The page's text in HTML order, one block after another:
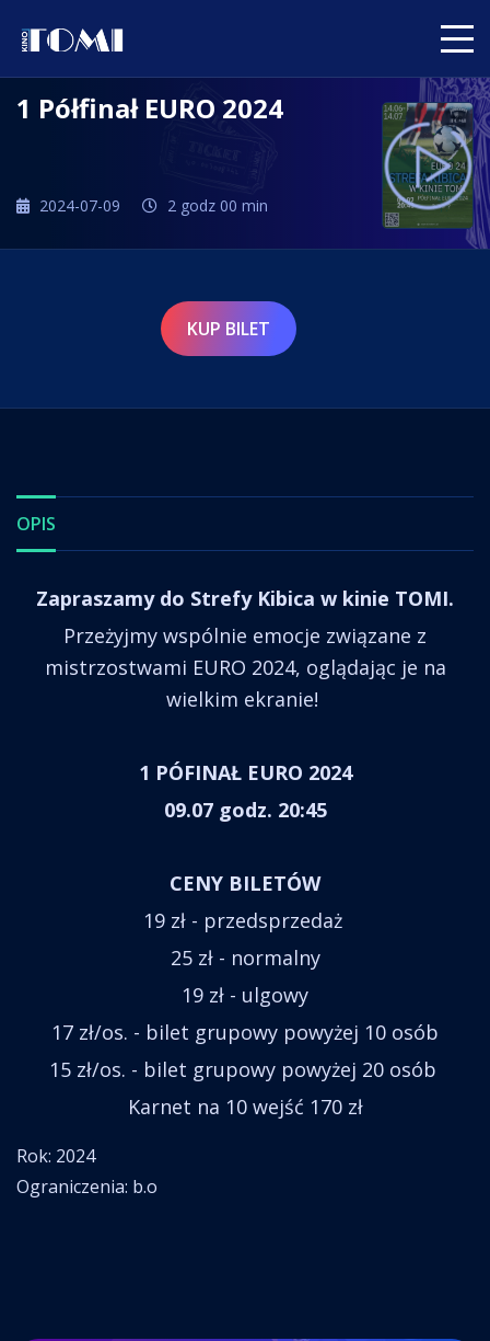
1 Półfinał EURO 2024
2024-07-09 2 godz 00 min
KUP BILET
OPIS
Zapraszamy do Strefy Kibica w kinie TOMI.
Przeżyjmy wspólnie emocje związane z
mistrzostwami EURO 2024, oglądając je na
wielkim ekranie!
1 PÓFINAŁ EURO 2024
09.07 godz. 20:45
CENY BILETÓW
19 zł - przedsprzedaż
25 zł - normalny
19 zł - ulgowy
17 zł/os. - bilet grupowy powyżej 10 osób
15 zł/os. - bilet grupowy powyżej 20 osób
Karnet na 10 wejść 170 zł
Rok: 2024
Ograniczenia: b.o